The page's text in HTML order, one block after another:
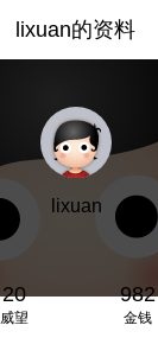
lixuan的资料
lixuan
20
威望
982
金钱